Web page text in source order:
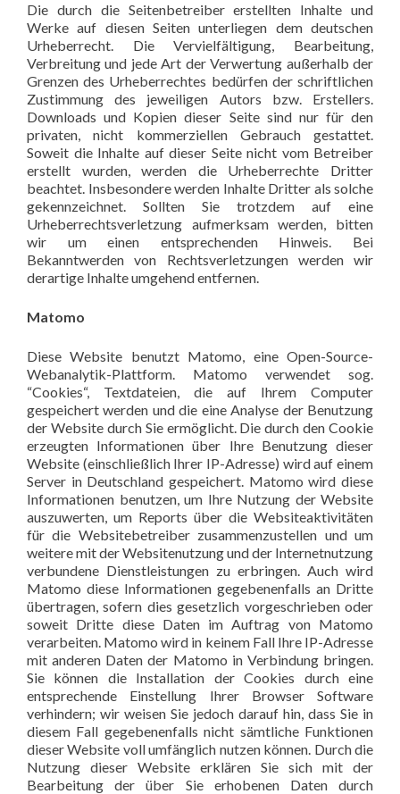
Die durch die Seitenbetreiber erstellten Inhalte und
Werke auf diesen Seiten unterliegen dem deutschen
Urheberrecht. Die Vervielfältigung, Bearbeitung,
Verbreitung und jede Art der Verwertung außerhalb der
Grenzen des Urheberrechtes bedürfen der schriftlichen
Zustimmung des jeweiligen Autors bzw. Erstellers.
Downloads und Kopien dieser Seite sind nur für den
privaten, nicht kommerziellen Gebrauch gestattet.
Soweit die Inhalte auf dieser Seite nicht vom Betreiber
erstellt wurden, werden die Urheberrechte Dritter
beachtet. Insbesondere werden Inhalte Dritter als solche
gekennzeichnet. Sollten Sie trotzdem auf eine
Urheberrechtsverletzung aufmerksam werden, bitten
wir um einen entsprechenden Hinweis. Bei
Bekanntwerden von Rechtsverletzungen werden wir
derartige Inhalte umgehend entfernen.
Matomo
Diese Website benutzt Matomo, eine Open-Source-
Webanalytik-Plattform. Matomo verwendet sog.
“Cookies“, Textdateien, die auf Ihrem Computer
gespeichert werden und die eine Analyse der Benutzung
der Website durch Sie ermöglicht. Die durch den Cookie
erzeugten Informationen über Ihre Benutzung dieser
Website (einschließlich Ihrer IP-Adresse) wird auf einem
Server in Deutschland gespeichert. Matomo wird diese
Informationen benutzen, um Ihre Nutzung der Website
auszuwerten, um Reports über die Websiteaktivitäten
für die Websitebetreiber zusammenzustellen und um
weitere mit der Websitenutzung und der Internetnutzung
verbundene Dienstleistungen zu erbringen. Auch wird
Matomo diese Informationen gegebenenfalls an Dritte
übertragen, sofern dies gesetzlich vorgeschrieben oder
soweit Dritte diese Daten im Auftrag von Matomo
verarbeiten. Matomo wird in keinem Fall Ihre IP-Adresse
mit anderen Daten der Matomo in Verbindung bringen.
Sie können die Installation der Cookies durch eine
entsprechende Einstellung Ihrer Browser Software
verhindern; wir weisen Sie jedoch darauf hin, dass Sie in
diesem Fall gegebenenfalls nicht sämtliche Funktionen
dieser Website voll umfänglich nutzen können. Durch die
Nutzung dieser Website erklären Sie sich mit der
Bearbeitung der über Sie erhobenen Daten durch